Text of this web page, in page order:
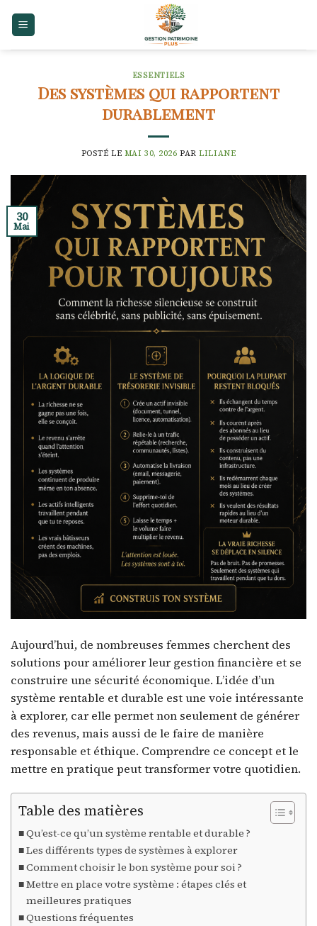
ESSENTIELS
Des systèmes qui rapportent
durablement
POSTÉ LE MAI 30, 2026 PARLILIANE
30
Mai
Aujourd’hui, de nombreuses femmes cherchent des
solutions pour améliorer leur gestion financière et se
construire une sécurité économique. L’idée d’un
système rentable et durable est une voie intéressante
à explorer, car elle permet non seulement de générer
des revenus, mais aussi de le faire de manière
responsable et éthique. Comprendre ce concept et le
mettre en pratique peut transformer votre quotidien.
Table des matières
Qu’est-ce qu’un système rentable et durable ?
Les différents types de systèmes à explorer
Comment choisir le bon système pour soi ?
Mettre en place votre système : étapes clés et
meilleures pratiques
Questions fréquentes